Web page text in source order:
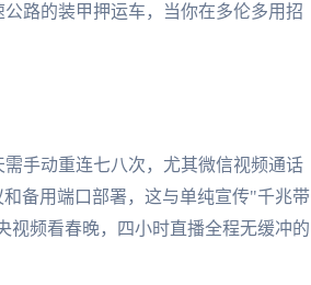
路的装甲押运车，当你在多伦多用招
手动重连七八次，尤其微信视频通话
备用端口部署，这与单纯宣传"千兆带
视频看春晚，四小时直播全程无缓冲的